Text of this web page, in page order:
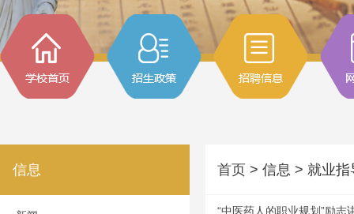
信息 首页 > 信息 > 就业指
“中医药人的职业规划”励志